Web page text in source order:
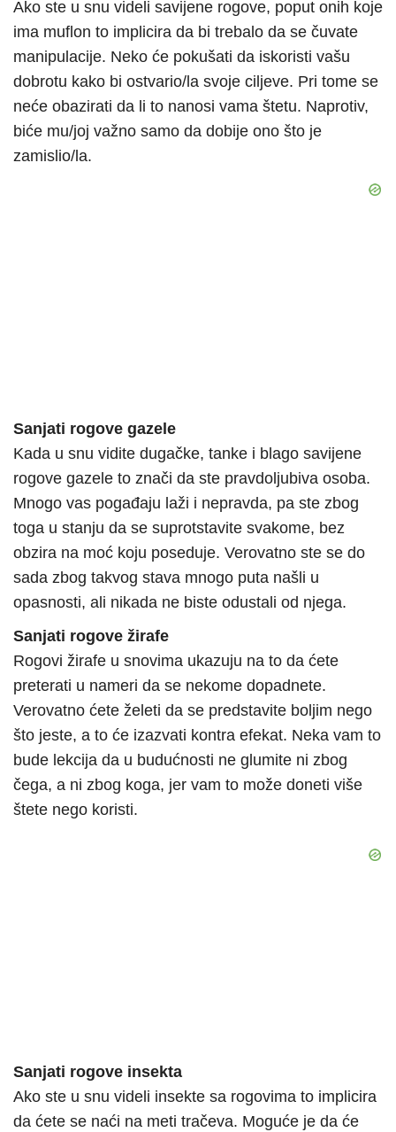
Ako ste u snu videli savijene rogove, poput onih koje
ima muflon to implicira da bi trebalo da se čuvate
manipulacije. Neko će pokušati da iskoristi vašu
dobrotu kako bi ostvario/la svoje ciljeve. Pri tome se
neće obazirati da li to nanosi vama štetu. Naprotiv,
biće mu/joj važno samo da dobije ono što je
zamislio/la.
Sanjati rogove gazele
Kada u snu vidite dugačke, tanke i blago savijene
rogove gazele to znači da ste pravdoljubiva osoba.
Mnogo vas pogađaju laži i nepravda, pa ste zbog
toga u stanju da se suprotstavite svakome, bez
obzira na moć koju poseduje. Verovatno ste se do
sada zbog takvog stava mnogo puta našli u
opasnosti, ali nikada ne biste odustali od njega.
Sanjati rogove žirafe
Rogovi žirafe u snovima ukazuju na to da ćete
preterati u nameri da se nekome dopadnete.
Verovatno ćete želeti da se predstavite boljim nego
što jeste, a to će izazvati kontra efekat. Neka vam to
bude lekcija da u budućnosti ne glumite ni zbog
čega, a ni zbog koga, jer vam to može doneti više
štete nego koristi.
Sanjati rogove insekta
Ako ste u snu videli insekte sa rogovima to implicira
da ćete se naći na meti tračeva. Moguće je da će